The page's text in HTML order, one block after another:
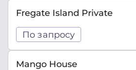
Fregate Island Private
По запросу
Mango House